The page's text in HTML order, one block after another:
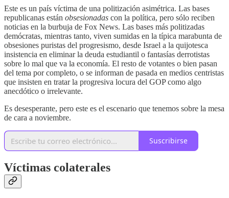
Este es un país víctima de una politización asimétrica. Las bases
republicanas están obsesionadas con la política, pero sólo reciben
noticias en la burbuja de Fox News. Las bases más politizadas
demócratas, mientras tanto, viven sumidas en la típica marabunta de
obsesiones puristas del progresismo, desde Israel a la quijotesca
insistencia en eliminar la deuda estudiantil o fantasías derrotistas
sobre lo mal que va la economía. El resto de votantes o bien pasan
del tema por completo, o se informan de pasada en medios centristas
que insisten en tratar la progresiva locura del GOP como algo
anecdótico o irrelevante.
Es desesperante, pero este es el escenario que tenemos sobre la mesa
de cara a noviembre.
Suscribirse
Víctimas colaterales